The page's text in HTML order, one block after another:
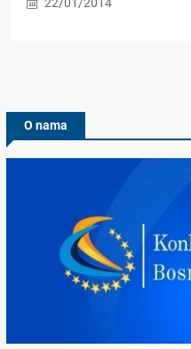
O nama